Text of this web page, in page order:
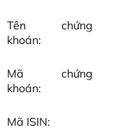
Tên chứng
khoán:
Mã chứng
khoán:
Mã ISIN: